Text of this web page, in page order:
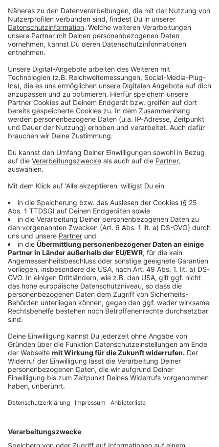
überhaupt nicht über einen Nachlass nachgedacht
haben. Erst 37 Prozent haben ganz oder teilweise
festgelegt, was mit Online-Konten, Profilen und
Geräten nach ihrem Tod geschehen soll.
Was gehört alles dazu?
Anzeige
Shopping-Accounts, Cloud-Speicher und Banking-Apps
zum digitalen Nachlass. "Man sollte auch festlegen,
wer später Zugriff auf die Daten haben darf", betont
Kaulen. "Es können sensible Inhalte dabei sein, die
nicht jeder sehen soll."
Anzeige
©picture alliance/dpa/dpa-Zentralbild | Jens
Büttner
Wertvolle Daten schützen: Ohne klare Regelungen
können wichtige Informationen und Vermögenswerte
unwiederbringlich verloren gehen.
Anzeige
Ab wann sollte man sich kümmern?
Anzeige
dem Thema auseinanderzusetzen", sagt Kaulen.
Spätestens mit der Volljährigkeit sei es unerlässlich.